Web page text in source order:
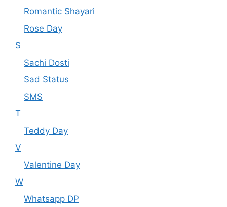
Romantic Shayari
Rose Day
S
Sachi Dosti
Sad Status
SMS
T
Teddy Day
V
Valentine Day
W
Whatsapp DP